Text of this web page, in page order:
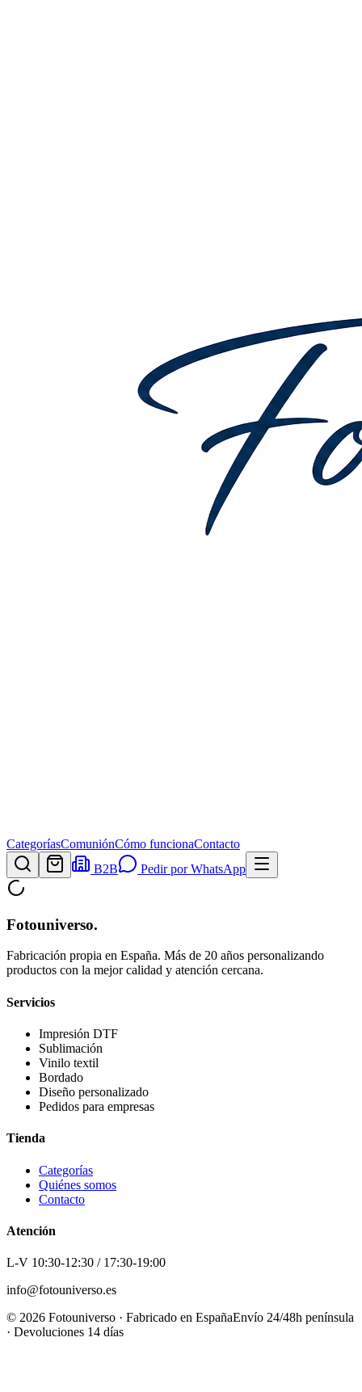
CategoríasComuniónCómo funcionaContacto
B2B
Pedir por WhatsApp
Fotouniverso.
Fabricación propia en España. Más de 20 años personalizando
productos con la mejor calidad y atención cercana.
Servicios
Impresión DTF
Sublimación
Vinilo textil
Bordado
Diseño personalizado
Pedidos para empresas
Tienda
Categorías
Quiénes somos
Contacto
Atención
L-V 10:30-12:30 / 17:30-19:00
info@fotouniverso.es
© 2026 Fotouniverso · Fabricado en EspañaEnvío 24/48h península
· Devoluciones 14 días